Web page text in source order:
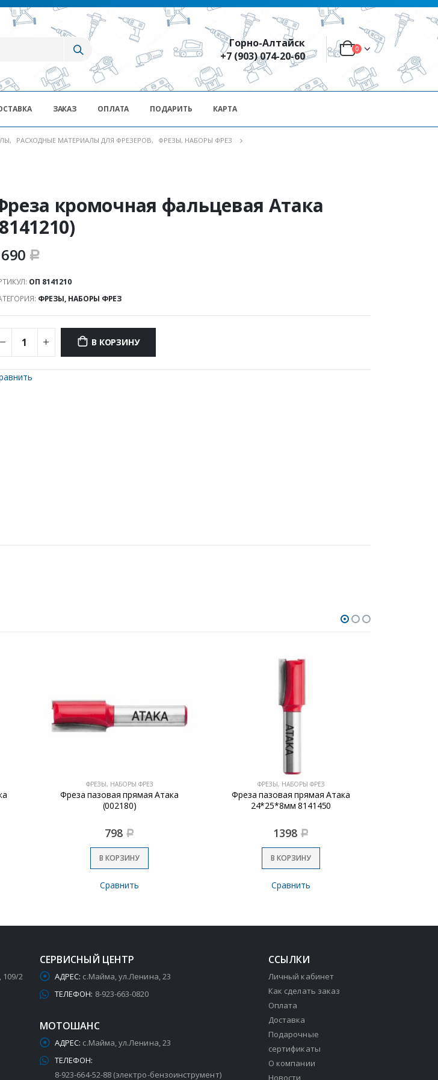
Горно-Алтайск
+7 (903) 074-20-60
0
ЗАКАЗ ОПЛАТА ПОДАРИТЬ КАРТА
, РАСХОДНЫЕ МАТЕРИАЛЫ ДЛЯ ФРЕЗЕРОВ,
ФРЕЗЫ, НАБОРЫ ФРЕЗ
кромочная фальцевая Атака
Р
ОП 8141210
ФРЕЗЫ, НАБОРЫ ФРЕЗ
В КОРЗИНУ
ФРЕЗЫ, НАБОРЫ ФРЕЗ
Фреза пазовая прямая Атака
(002180)
798 Р
В КОРЗИНУ
Сравнить
ФРЕЗЫ, НАБОРЫ ФРЕЗ
Фреза пазовая прямая Атака
24*25*8мм 8141450
1398 Р
В КОРЗИНУ
Сравнить
109/2
СЕРВИСНЫЙ ЦЕНТР
АДРЕС: с.Майма, ул.Ленина, 23
ТЕЛЕФОН: 8-923-663-0820
МОТОШАНС
АДРЕС: с.Майма, ул.Ленина, 23
ТЕЛЕФОН:
8-923-664-52-88 (электро-бензоинструмент)
ССЫЛКИ
Личный кабинет
Как сделать заказ
Оплата
Доставка
Подарочные
сертификаты
О компании
Новости